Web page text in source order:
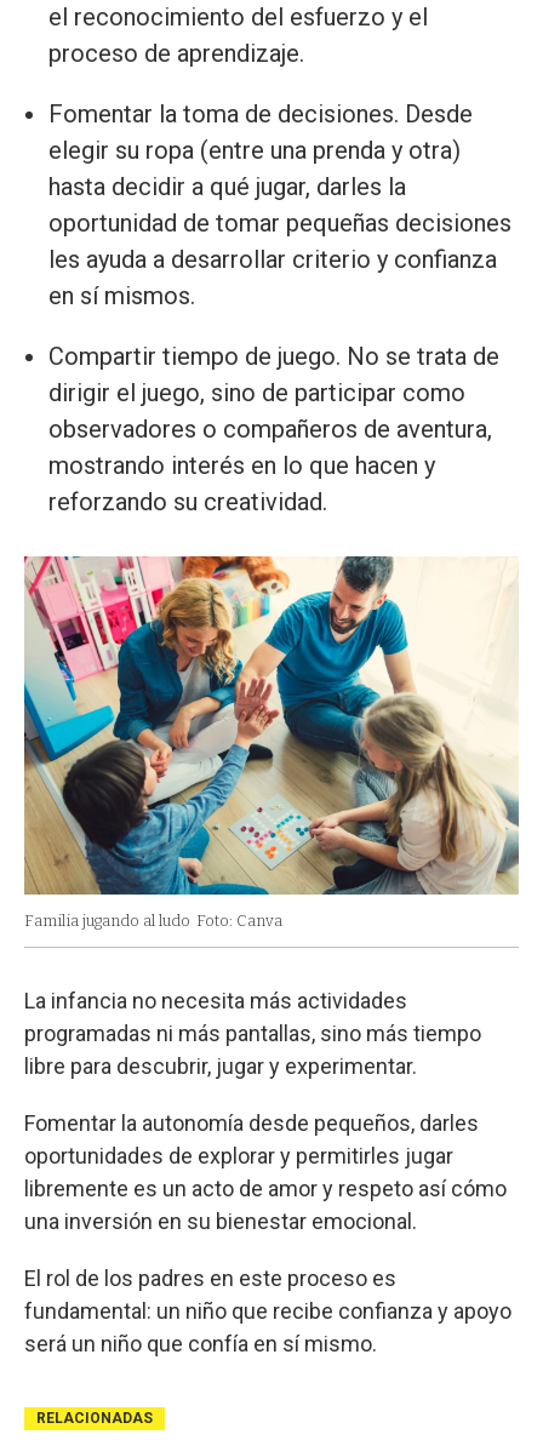
el reconocimiento del esfuerzo y el
proceso de aprendizaje.
Fomentar la toma de decisiones. Desde
elegir su ropa (entre una prenda y otra)
hasta decidir a qué jugar, darles la
oportunidad de tomar pequeñas decisiones
les ayuda a desarrollar criterio y confianza
en sí mismos.
Compartir tiempo de juego. No se trata de
dirigir el juego, sino de participar como
observadores o compañeros de aventura,
mostrando interés en lo que hacen y
reforzando su creatividad.
Familia jugando al ludo Foto: Canva
La infancia no necesita más actividades
programadas ni más pantallas, sino más tiempo
libre para descubrir, jugar y experimentar.
Fomentar la autonomía desde pequeños, darles
oportunidades de explorar y permitirles jugar
libremente es un acto de amor y respeto así cómo
una inversión en su bienestar emocional.
El rol de los padres en este proceso es
fundamental: un niño que recibe confianza y apoyo
será un niño que confía en sí mismo.
RELACIONADAS